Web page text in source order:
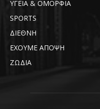
ΥΓΕΙΑ & ΟΜΟΡΦΙΑ
SPORTS
ΔΙΕΘΝΗ
ΕΧΟΥΜΕ ΑΠΟΨΗ
ΖΩΔΙΑ